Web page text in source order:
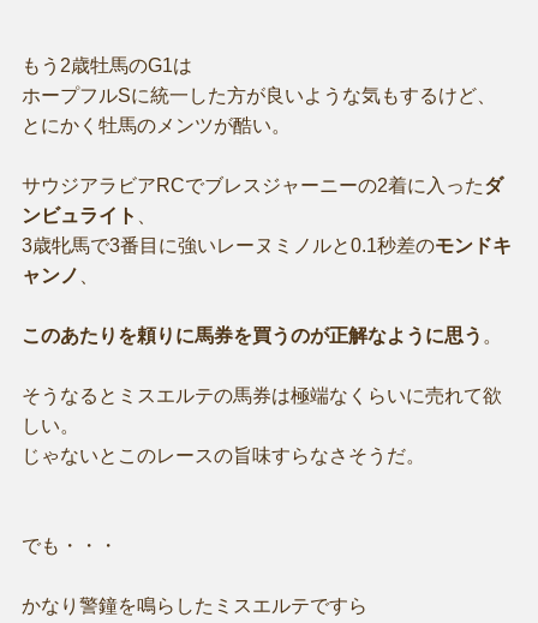
もう2歳牡馬のG1は
ホープフルSに統一した方が良いような気もするけど、
とにかく牡馬のメンツが酷い。
サウジアラビアRCでブレスジャーニーの2着に入ったダ
ンビュライト
3歳牝馬で3番目に強いレーヌミノルと0.1秒差のモンドキ
ャンノ
このあたりを頼りに馬券を買うのが正解なように思う 。
そうなるとミスエルテの馬券は極端なくらいに売れて欲
しい。
じゃないとこのレースの旨味すらなさそうだ。
でも・・・
かなり警鐘を鳴らしたミスエルテですら